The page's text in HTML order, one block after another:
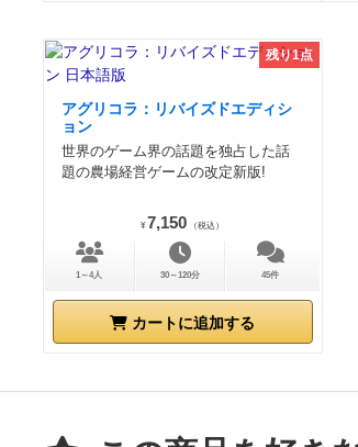
残り1点
アグリコラ：リバイズドエディシ
ョン
世界のゲーム界の話題を独占した話
題の農場経営ゲームの改定新版!
¥ 7,150 （税込）
1～4人 30～120分 45件
カートに追加する